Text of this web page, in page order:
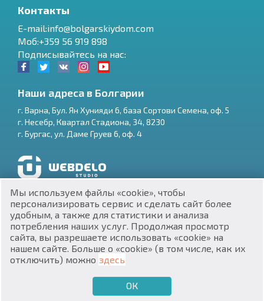
$
₽
₴
zł BG
Контакты
E-mail:info@bolgarskiydom.com
Моб:+359 56 919 898
Подписывайтесь на нас:
Наши адреса в Болгарии
г. Варна, Бул. Ян Хунияди 6, база Сортови Семена, оф. 5
г. Несебр, Квартал Стадиона, 34, 8230
г. Бургас, ул. Даме Груев 6, оф. 4
Разработка и SEO продвижение сайтов
ЕИК 201160903
Мы используем файлы «cookie», чтобы
персонализировать сервис и сделать сайт более
удобным, а также для статистики и анализа
потребления наших услуг. Продолжая просмотр
сайта, вы разрешаете использовать «cookie» на
нашем сайте. Больше о «cookie» (в том числе, как их
отключить) можно здесь
ОК